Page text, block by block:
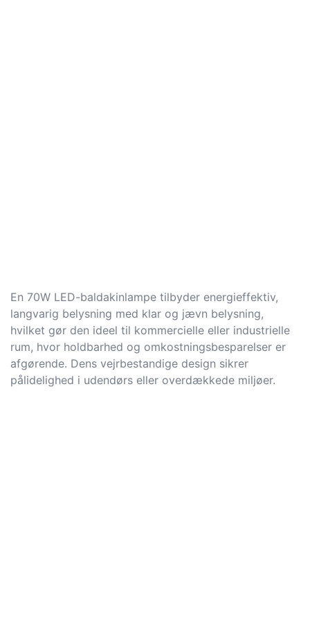
En 70W LED-baldakinlampe tilbyder energieffektiv,
langvarig belysning med klar og jævn belysning,
hvilket gør den ideel til kommercielle eller industrielle
rum, hvor holdbarhed og omkostningsbesparelser er
afgørende. Dens vejrbestandige design sikrer
pålidelighed i udendørs eller overdækkede miljøer.